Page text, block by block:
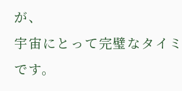
が、
宇宙にとって完璧なタイ
です。